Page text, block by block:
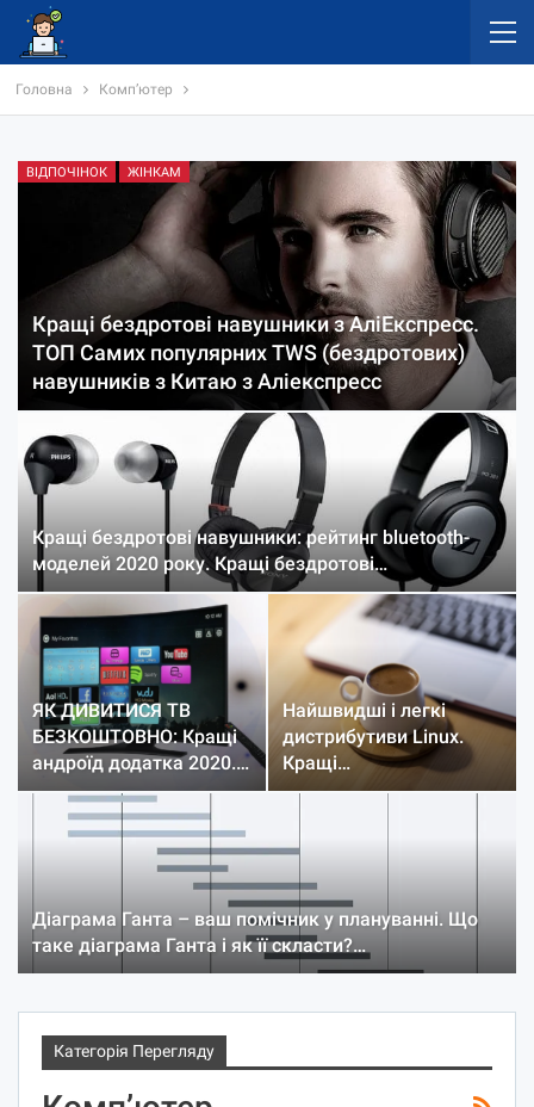
Головна Комп’ютер
ВІДПОЧІНОК ЖІНКАМ
Кращі бездротові навушники з АліЕкспресс.
ТОП Самих популярних TWS (бездротових)
навушників з Китаю з Аліекспресс
Кращі бездротові навушники: рейтинг bluetooth-
моделей 2020 року. Кращі бездротові…
ЯК ДИВИТИСЯ ТВ
БЕЗКОШТОВНО: Кращі
андроїд додатка 2020.…
Найшвидші і легкі
дистрибутиви Linux.
Кращі…
Діаграма Ганта – ваш помічник у плануванні. Що
таке діаграма Ганта і як її скласти?…
Категорія Перегляду